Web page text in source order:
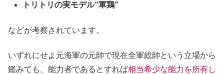
トリトリの実モデル“軍鶏”
などが考察されています。
いずれにせよ元海軍の元帥で現在全軍総帥という立場から
鑑みても、能力者であるとすれば相当希少な能力を所有し